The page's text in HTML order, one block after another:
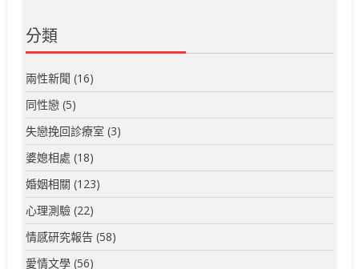
分類
兩性新聞 (16)
同性戀 (5)
失戀挽回診療室 (3)
婆媳相處 (18)
婚姻相關 (123)
心理測驗 (22)
情感研究報告 (58)
愛情文學 (56)